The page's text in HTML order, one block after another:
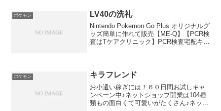
ポケモン LV40の洗礼
Nintendo Pokemon Go Plus オリジナルグ
ッズ簡単に作れて販売【ME-Q】【PCR検
査はTケアクリニック】PCR検査宅配キッ
ポケモン キラフレンド
お小遣い稼ぎには！６０日間お試しキャ
ンペーン中♪ネットショップ開業は104種
類もの面白くて可愛いがたくさん♪ネット